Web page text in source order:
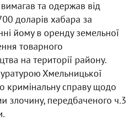
та одержав від
доларів хабара за
йому в оренду земельної
товарного
на території району.
Хмельницької
кримінальну справу щодо
злочину, передбаченого ч.3